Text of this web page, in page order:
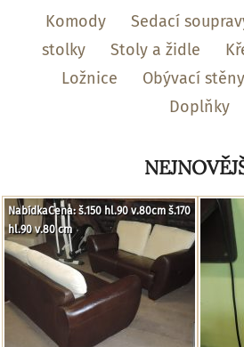
Komody Sedací
stolky
Stoly a židle
Ložnice
Obývací stěny
Doplňky
NabídkaCena: š.150 hl.90 v.80cm š.170
hl.90 v.80 cm